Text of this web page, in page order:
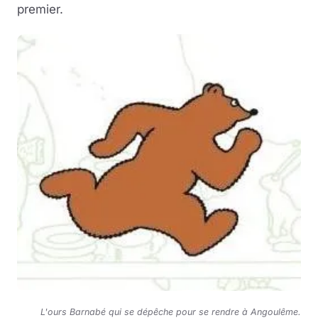
premier.
L'ours Barnabé qui se dépêche pour se rendre à Angoulême.